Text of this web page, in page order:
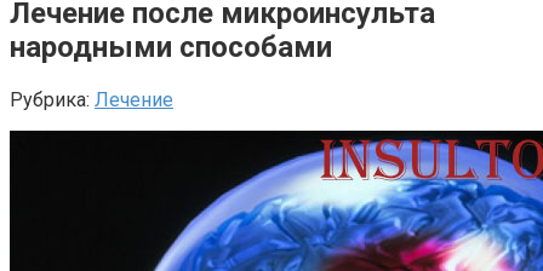
Лечение после микроинсульта
народными способами
Рубрика: Лечение